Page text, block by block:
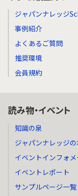
ジャパンナレッジ
事例紹介
よくあるご質問
推奨環境
会員規約
読み物・イベント
知識の泉
ジャパンナレッジの
イベントインフォ
イベントレポート
サンプルページ一覧